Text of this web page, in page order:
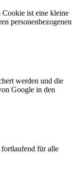
Cookie ist eine kleine
personenbezogenen
werden und die
Google in den
fortlaufend für alle